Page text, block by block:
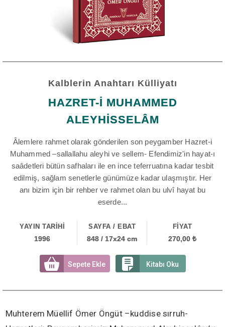
Kalblerin Anahtarı Külliyatı
HAZRET-İ MUHAMMED
ALEYHİSSELÂM
Âlemlere rahmet olarak gönderilen son peygamber Hazret-i
Muhammed –sallallahu aleyhi ve sellem- Efendimiz'in hayat-ı
saâdetleri bütün safhaları ile en ince teferruatına kadar tesbit
edilmiş, sağlam senetlerle günümüze kadar ulaşmıştır. Her
anı bizim için bir rehber ve rahmet olan bu ulvî hayat bu
eserde...
YAYIN TARİHİ
1996
SAYFA / EBAT
848 / 17x24 cm
FİYAT
270,00 ₺
Sepete Ekle Kitabı Oku
Muhterem Müellif Ömer Öngüt –kuddise sırruh-